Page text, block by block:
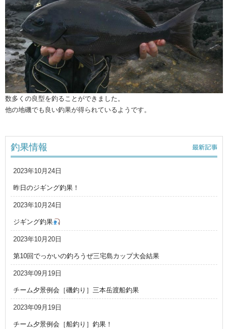
数多くの良型を釣ることができました。
他の地磯でも良い釣果が得られているようです。
釣果情報
2023年10月24日
昨日のジギング釣果！
2023年10月24日
ジギング釣果
2023年10月20日
第10回でっかいの釣ろうぜ三宅島カップ大会結果
2023年09月19日
チーム夕景例会［磯釣り］三本岳渡船釣果
2023年09月19日
チーム夕景例会［船釣り］釣果！